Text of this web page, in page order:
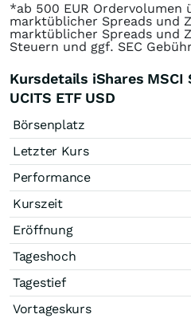
*ab 500 EUR Ordervolumen
marktüblicher Spreads und
marktüblicher Spreads und
Steuern und ggf. SEC Gebühr
Kursdetails iShares MSCI
UCITS ETF USD
Börsenplatz
Letzter Kurs
Performance
Kurszeit
Eröffnung
Tageshoch
Tagestief
Vortageskurs